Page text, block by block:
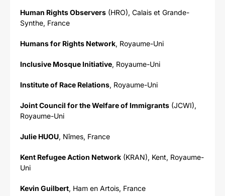
Human Rights Observers (HRO), Calais et Grande-
Synthe, France
Humans for Rights Network, Royaume-Uni
Inclusive Mosque Initiative, Royaume-Uni
Institute of Race Relations, Royaume-Uni
Joint Council for the Welfare of Immigrants (JCWI),
Royaume-Uni
Julie HUOU, Nîmes, France
Kent Refugee Action Network (KRAN), Kent, Royaume-
Uni
Kevin Guilbert, Ham en Artois, France